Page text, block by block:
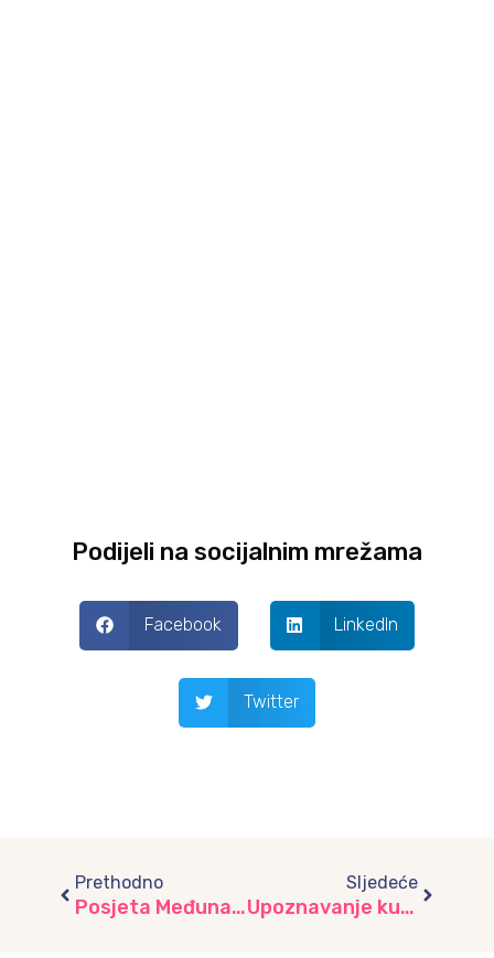
Podijeli na socijalnim mrežama
Facebook LinkedIn
Twitter
Prethodno
Posjeta Međunarodnom aerodromu Sarajevo
Sljedeće
Upoznavanje kulturno – historijskih zanamenitosti grada Sarajeva